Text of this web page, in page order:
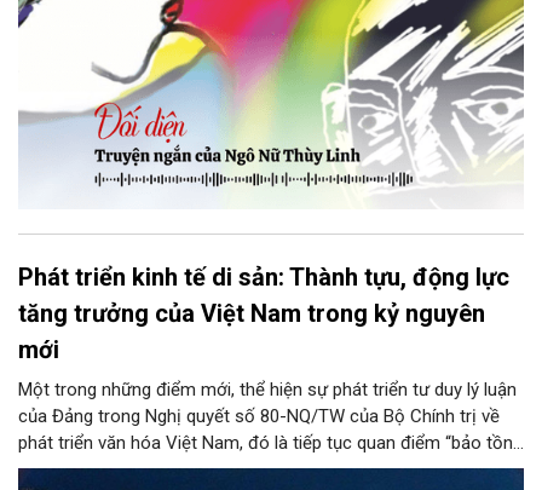
Phát triển kinh tế di sản: Thành tựu, động lực
tăng trưởng của Việt Nam trong kỷ nguyên
mới
Một trong những điểm mới, thể hiện sự phát triển tư duy lý luận
của Đảng trong Nghị quyết số 80-NQ/TW của Bộ Chính trị về
phát triển văn hóa Việt Nam, đó là tiếp tục quan điểm “bảo tồn
và phát huy giá trị di sản văn hóa gắn kết với phát triển kinh tế -